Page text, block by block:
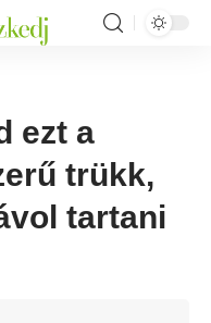
ezt a
trükk,
tartani